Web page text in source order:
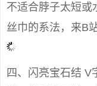
不适合脖子太短或
丝巾的系法，来B
四、闪亮宝石结 V